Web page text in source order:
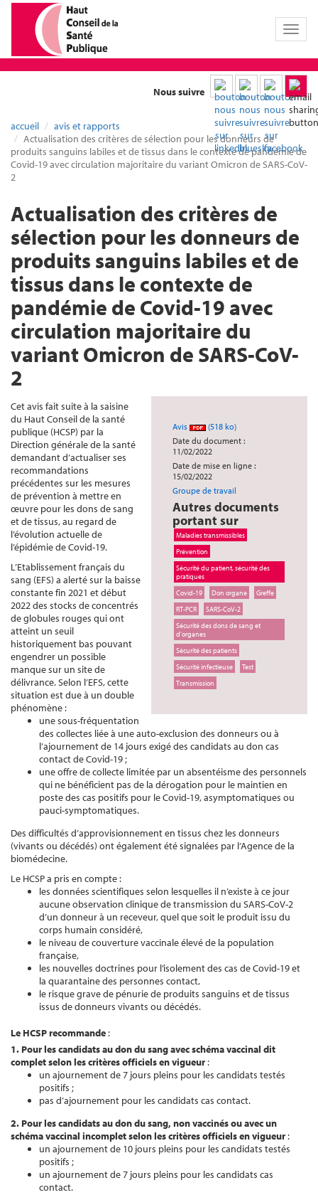
Toggle
Nous suivre
accueil
avis et rapports
Actualisation des critères de sélection pour les donneurs de
produits sanguins labiles et de tissus dans le contexte de pandémie de
Covid-19 avec circulation majoritaire du variant Omicron de SARS-CoV-
2
Actualisation des critères de
sélection pour les donneurs de
produits sanguins labiles et de
tissus dans le contexte de
pandémie de Covid-19 avec
circulation majoritaire du
variant Omicron de SARS-CoV-
2
Avis
(518 ko)
Date du document :
11/02/2022
Date de mise en ligne :
15/02/2022
Groupe de travail
Autres documents
portant sur
Maladies transmissibles
Prévention
Sécurité du patient, sécurité des
pratiques
Covid-19
Don organe
Greffe
RT-PCR
SARS-CoV-2
Sécurité des dons de sang et
d'organes
Sécurité des patients
Sécurité infectieuse
Test
Transmission
Cet avis fait suite à la saisine
du Haut Conseil de la santé
publique (HCSP) par la
Direction générale de la santé
demandant d’actualiser ses
recommandations
précédentes sur les mesures
de prévention à mettre en
œuvre pour les dons de sang
et de tissus, au regard de
l’évolution actuelle de
l’épidémie de Covid-19.
L’Etablissement français du
sang (EFS) a alerté sur la baisse
constante fin 2021 et début
2022 des stocks de concentrés
de globules rouges qui ont
atteint un seuil
historiquement bas pouvant
engendrer un possible
manque sur un site de
délivrance. Selon l’EFS, cette
situation est due à un double
phénomène :
une sous-fréquentation
des collectes liée à une auto-exclusion des donneurs ou à
l’ajournement de 14 jours exigé des candidats au don cas
contact de Covid-19 ;
une offre de collecte limitée par un absentéisme des personnels
qui ne bénéficient pas de la dérogation pour le maintien en
poste des cas positifs pour le Covid-19, asymptomatiques ou
pauci-symptomatiques.
Des difficultés d’approvisionnement en tissus chez les donneurs
(vivants ou décédés) ont également été signalées par l’Agence de la
biomédecine.
Le HCSP a pris en compte :
les données scientifiques selon lesquelles il n’existe à ce jour
aucune observation clinique de transmission du SARS-CoV-2
d’un donneur à un receveur, quel que soit le produit issu du
corps humain considéré,
le niveau de couverture vaccinale élevé de la population
française,
les nouvelles doctrines pour l’isolement des cas de Covid-19 et
la quarantaine des personnes contact,
le risque grave de pénurie de produits sanguins et de tissus
issus de donneurs vivants ou décédés.
Le HCSP recommande:
1. Pour les candidats au don du sang avec schéma vaccinal dit
completselon les critères officiels en vigueur:
un ajournement de 7 jours pleins pour les candidats testés
positifs ;
pas d’ajournement pour les candidats cas contact.
2. Pour les candidats au don du sang, non vaccinés ou avec un
schéma vaccinal incompletselon les critères officiels en vigueur:
un ajournement de 10 jours pleins pour les candidats testés
positifs ;
un ajournement de 7 jours pleins pour les candidats cas
contact.